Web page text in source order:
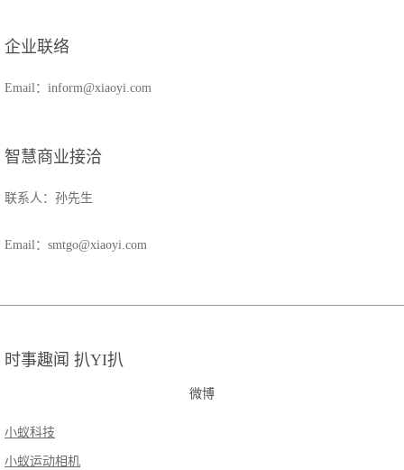
企业联络
Email：inform@xiaoyi.com
智慧商业接洽
联系人：孙先生
Email：smtgo@xiaoyi.com
时事趣闻 扒YI扒
微博
小蚁科技
小蚁运动相机